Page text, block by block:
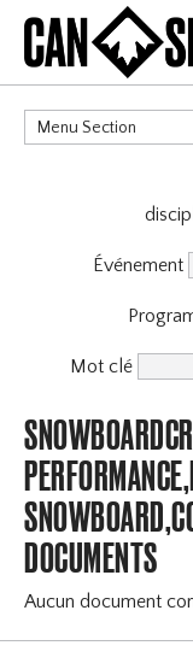
Menu Section
Événement
Mot clé
DOCUMENTS
Aucun document